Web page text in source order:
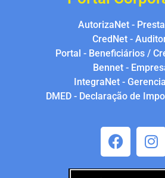
AutorizaNet -
CredNet -
Portal - Beneficiários /
Bennet -
IntegraNet -
DMED - Declaração de